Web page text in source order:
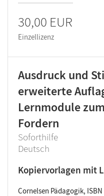
30,00 EUR
Einzellizenz
Ausdruck und
erweiterte
Lernmodule
Fordern
Soforthilfe
Deutsch
Kopiervorlagen mit
Cornelsen Pädagogik, ISBN